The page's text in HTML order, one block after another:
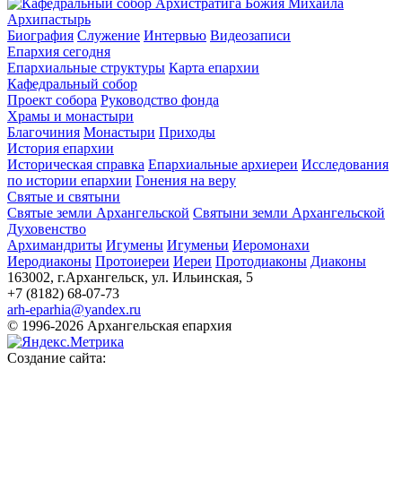
Архипастырь
Биография Служение Интервью Видеозаписи
Епархия сегодня
Епархиальные структуры Карта епархии
Кафедральный собор
Проект собора Руководство фонда
Храмы и монастыри
Благочиния Монастыри Приходы
История епархии
Историческая справка Епархиальные архиереи Исследования
по истории епархии Гонения на веру
Святые и святыни
Святые земли Архангельской Святыни земли Архангельской
Духовенство
Архимандриты Игумены Игуменьи Иеромонахи
Иеродиаконы Протоиереи Иереи Протодиаконы Диаконы
163002, г.Архангельск, ул. Ильинская, 5
+7 (8182) 68-07-73
arh-eparhia@yandex.ru
© 1996-2026 Архангельская епархия
Создание сайта: